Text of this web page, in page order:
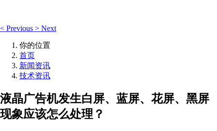
< Previous > Next
你的位置
首页
新闻资讯
技术资讯
液晶广告机发生白屏、蓝屏、花屏、黑屏
现象应该怎么处理？